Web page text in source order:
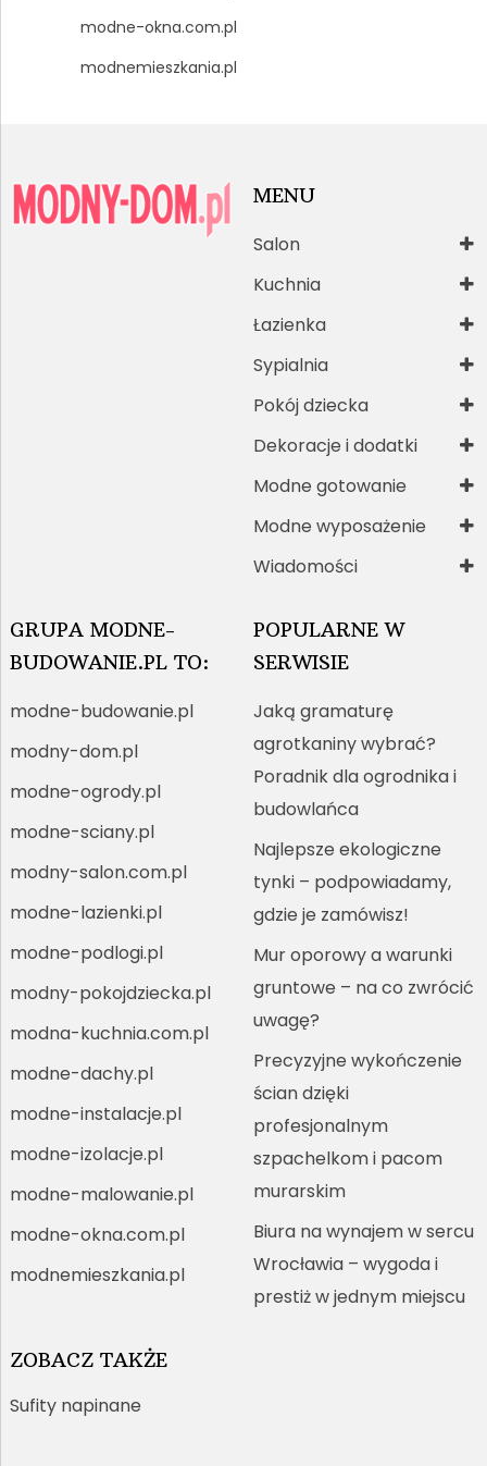
modne-okna.com.pl
modnemieszkania.pl
MENU
Salon
Kuchnia
Łazienka
Sypialnia
Pokój dziecka
Dekoracje i dodatki
Modne gotowanie
Modne wyposażenie
Wiadomości
GRUPA MODNE-
BUDOWANIE.PL TO:
modne-budowanie.pl
modny-dom.pl
modne-ogrody.pl
modne-sciany.pl
modny-salon.com.pl
modne-lazienki.pl
modne-podlogi.pl
modny-pokojdziecka.pl
modna-kuchnia.com.pl
modne-dachy.pl
modne-instalacje.pl
modne-izolacje.pl
modne-malowanie.pl
modne-okna.com.pl
modnemieszkania.pl
POPULARNE W
SERWISIE
Jaką gramaturę
agrotkaniny wybrać?
Poradnik dla ogrodnika i
budowlańca
Najlepsze ekologiczne
tynki – podpowiadamy,
gdzie je zamówisz!
Mur oporowy a warunki
gruntowe – na co zwrócić
uwagę?
Precyzyjne wykończenie
ścian dzięki
profesjonalnym
szpachelkom i pacom
murarskim
Biura na wynajem w sercu
Wrocławia – wygoda i
prestiż w jednym miejscu
ZOBACZ TAKŻE
Sufity napinane